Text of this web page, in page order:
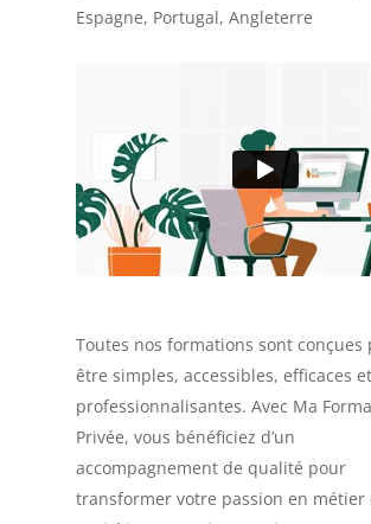
Espagne, Portugal, Angleterre
Toutes nos formations sont conçues
être simples, accessibles, efficaces et
professionnalisantes. Avec Ma
Privée, vous bénéficiez d’un
accompagnement de qualité pour
transformer votre passion en métier